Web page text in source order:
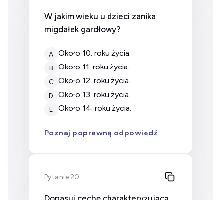
W jakim wieku u dzieci zanika
migdałek gardłowy?
A około 10. roku życia.
B około 11. roku życia.
C około 12. roku życia.
D około 13. roku życia.
E około 14. roku życia.
Poznaj poprawną odpowiedź
Pytanie 20
Dopasuj cechę charakteryzującą